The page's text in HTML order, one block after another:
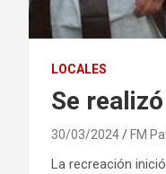
LOCALES
Se
30/03/2024 FM
La recreación